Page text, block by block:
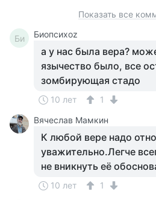
Показать все
Би Биопсихоz
а у нас была вера?
язычество было, все
зомбирующая стадо
10 лет
1
Вячеслав Мамкин
К любой вере надо
уважительно.Легче
не вникнуть её
10 лет 1